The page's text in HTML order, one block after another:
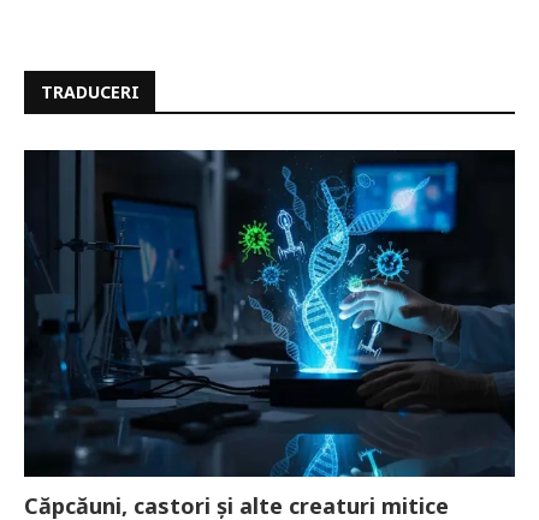
TRADUCERI
Căpcăuni, castori și alte creaturi mitice